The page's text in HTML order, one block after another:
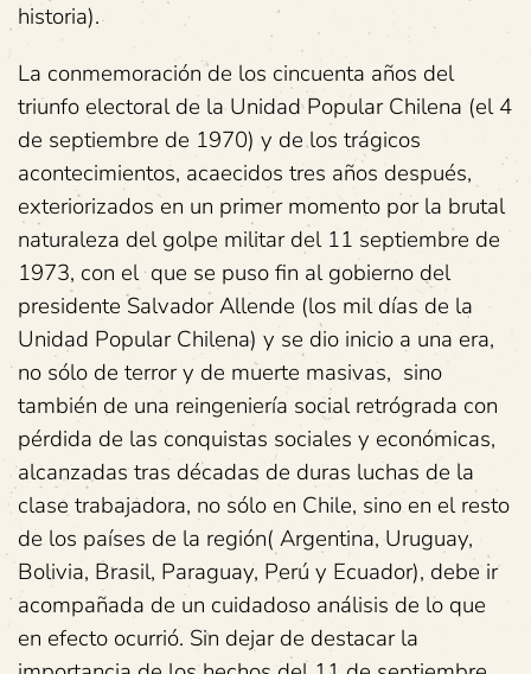
historia).
La conmemoración de los cincuenta años del
triunfo electoral de la Unidad Popular Chilena (el 4
de septiembre de 1970) y de los trágicos
acontecimientos, acaecidos tres años después,
exteriorizados en un primer momento por la brutal
naturaleza del golpe militar del 11 septiembre de
1973, con el que se puso fin al gobierno del
presidente Salvador Allende (los mil días de la
Unidad Popular Chilena) y se dio inicio a una era,
no sólo de terror y de muerte masivas, sino
también de una reingeniería social retrógrada con
pérdida de las conquistas sociales y económicas,
alcanzadas tras décadas de duras luchas de la
clase trabajadora, no sólo en Chile, sino en el resto
de los países de la región( Argentina, Uruguay,
Bolivia, Brasil, Paraguay, Perú y Ecuador), debe ir
acompañada de un cuidadoso análisis de lo que
en efecto ocurrió. Sin dejar de destacar la